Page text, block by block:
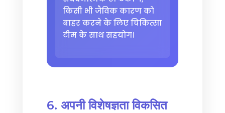
किसी भी जैविक कारण को
बाहर करने के लिए चिकित्सा
टीम के साथ सहयोग।
6. अपनी विशेषज्ञता विकसित